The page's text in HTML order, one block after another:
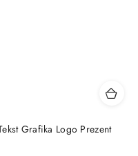
Grafika Logo Prezent